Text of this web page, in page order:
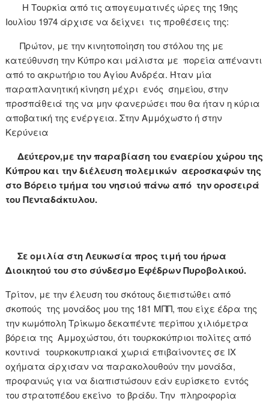
Η Τουρκία από τις απογευματινές ώρες της 19ης
Ιουλίου 1974 άρχισε να δείχνει τις προθέσεις της:
Πρώτον, με την κινητοποίηση του στόλου της με
κατεύθυνση την Κύπρο και μάλιστα με πορεία απέναντι
από το ακρωτήριο του Αγίου Ανδρέα. Ήταν μία
παραπλανητική κίνηση μέχρι ενός σημείου, στην
προσπάθειά της να μην φανερώσει που θα ήταν η κύρια
αποβατική της ενέργεια. Στην Αμμόχωστο ή στην
Κερύνεια
Δεύτερον,με την παραβίαση του εναερίου χώρου της
Κύπρου και την διέλευση πολεμικών αεροσκαφών της
στο Βόρειο τμήμα του νησιού πάνω από την οροσειρά
του Πενταδάκτυλου.
Σε ομιλία στη Λευκωσία προς τιμή του ήρωα
Διοικητού του στο σύνδεσμο Εφέδρων Πυροβολικού.
Τρίτον, με την έλευση του σκότους διεπιστώθει από
σκοπούς της μονάδος μου της 181 ΜΠΠ, που είχε έδρα της
την κωμόπολη Τρίκωμο δεκαπέντε περίπου χιλιόμετρα
βόρεια της Αμμοχώστου, ότι τουρκοκύπριοι πολίτες από
κοντινά τουρκοκυπριακά χωριά επιβαίνοντες σε ΙΧ
οχήματα άρχισαν να παρακολουθούν την μονάδα,
προφανώς για να διαπιστώσουν εάν ευρίσκετο εντός
του στρατοπέδου εκείνο το βράδυ. Την πληροφορία